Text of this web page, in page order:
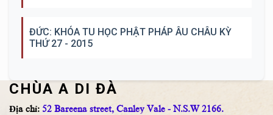
ĐỨC: KHÓA TU HỌC PHẬT PHÁP ÂU CHÂU KỲ
THỨ 27 - 2015
CHÙA A DI ĐÀ
Địa chỉ: 52 Bareena street, Canley Vale - N.S.W 2166.